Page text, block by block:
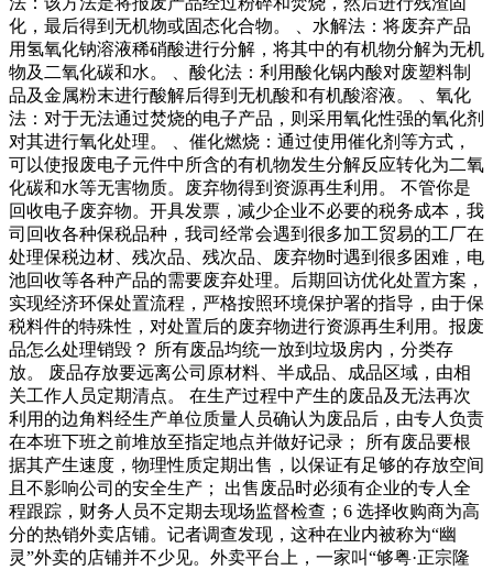
化，最后得到无机物或固态化合物。 、水解法：将废弃产品
用氢氧化钠溶液稀硝酸进行分解，将其中的有机物分解为无机
物及二氧化碳和水。 、酸化法：利用酸化锅内酸对废塑料制
品及金属粉末进行酸解后得到无机酸和有机酸溶液。 、氧化
法：对于无法通过焚烧的电子产品，则采用氧化性强的氧化剂
对其进行氧化处理。 、催化燃烧：通过使用催化剂等方式，
可以使报废电子元件中所含的有机物发生分解反应转化为二氧
化碳和水等无害物质。废弃物得到资源再生利用。 不管你是
回收电子废弃物。开具发票，减少企业不必要的税务成本，我
司回收各种保税品种，我司经常会遇到很多加工贸易的工厂在
处理保税边材、残次品、残次品、废弃物时遇到很多困难，电
池回收等各种产品的需要废弃处理。后期回访优化处置方案，
实现经济环保处置流程，严格按照环境保护署的指导，由于保
税料件的特殊性，对处置后的废弃物进行资源再生利用。报废
品怎么处理销毁？ 所有废品均统一放到垃圾房内，分类存
放。 废品存放要远离公司原材料、半成品、成品区域，由相
关工作人员定期清点。 在生产过程中产生的废品及无法再次
利用的边角料经生产单位质量人员确认为废品后，由专人负责
在本班下班之前堆放至指定地点并做好记录； 所有废品要根
据其产生速度，物理性质定期出售，以保证有足够的存放空间
且不影响公司的安全生产； 出售废品时必须有企业的专人全
程跟踪，财务人员不定期去现场监督检查；6 选择收购商为高
分的热销外卖店铺。记者调查发现，这种在业内被称为“幽
灵”外卖的店铺并不少见。外卖平台上，一家叫“够粤·正宗隆